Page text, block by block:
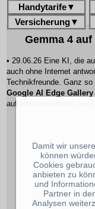
Handytarife▼
Versicherung▼
Gemma 4
• 29.06.26 Eine KI, die
auch ohne Internet
Technikfreunde. Ganz
Google AI Edge Gallery
auf einen entfernten Server
Damit wir
können
Cookies
anbieten zu
und
Partner in
Analysen